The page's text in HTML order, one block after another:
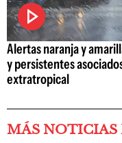
Alertas naranja y
y persistentes
extratropical
MÁS